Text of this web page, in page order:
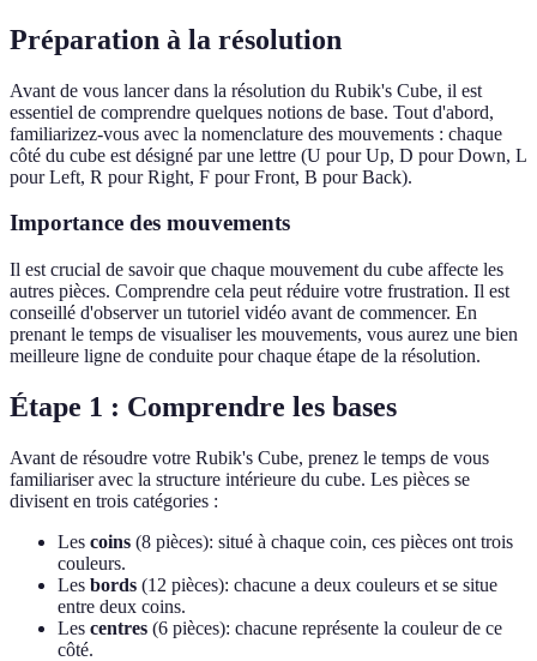
Préparation à la résolution
Avant de vous lancer dans la résolution du Rubik's Cube, il est
essentiel de comprendre quelques notions de base. Tout d'abord,
familiarizez-vous avec la nomenclature des mouvements : chaque
côté du cube est désigné par une lettre (U pour Up, D pour Down, L
pour Left, R pour Right, F pour Front, B pour Back).
Importance des mouvements
Il est crucial de savoir que chaque mouvement du cube affecte les
autres pièces. Comprendre cela peut réduire votre frustration. Il est
conseillé d'observer un tutoriel vidéo avant de commencer. En
prenant le temps de visualiser les mouvements, vous aurez une bien
meilleure ligne de conduite pour chaque étape de la résolution.
Étape 1 : Comprendre les bases
Avant de résoudre votre Rubik's Cube, prenez le temps de vous
familiariser avec la structure intérieure du cube. Les pièces se
divisent en trois catégories :
Les coins (8 pièces): situé à chaque coin, ces pièces ont trois
couleurs.
Les bords (12 pièces): chacune a deux couleurs et se situe
entre deux coins.
Les centres (6 pièces): chacune représente la couleur de ce
côté.